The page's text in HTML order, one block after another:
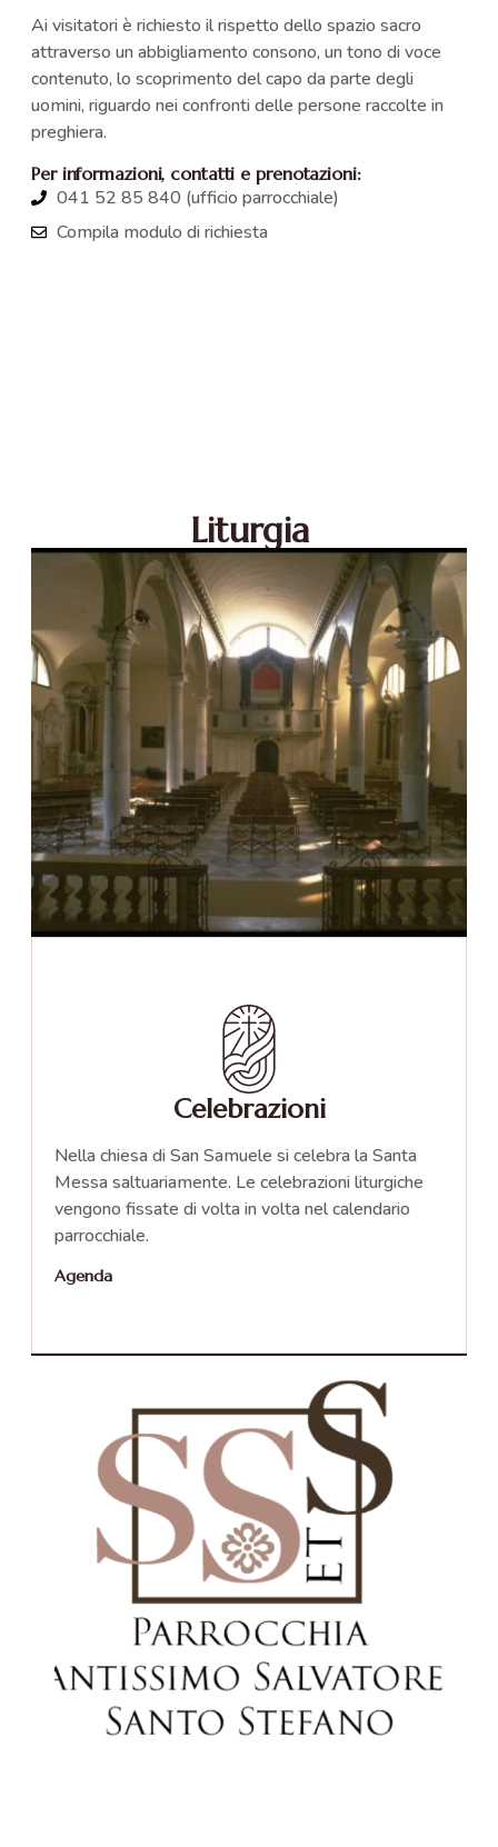
Ai visitatori è richiesto il rispetto dello spazio sacro
attraverso un abbigliamento consono, un tono di voce
contenuto, lo scoprimento del capo da parte degli
uomini, riguardo nei confronti delle persone raccolte in
preghiera.
Per informazioni, contatti e prenotazioni:
041 52 85 840 (ufficio parrocchiale)
Compila modulo di richiesta
Liturgia
Celebrazioni
Nella chiesa di San Samuele si celebra la Santa
Messa saltuariamente. Le celebrazioni liturgiche
vengono fissate di volta in volta nel calendario
parrocchiale.
Agenda